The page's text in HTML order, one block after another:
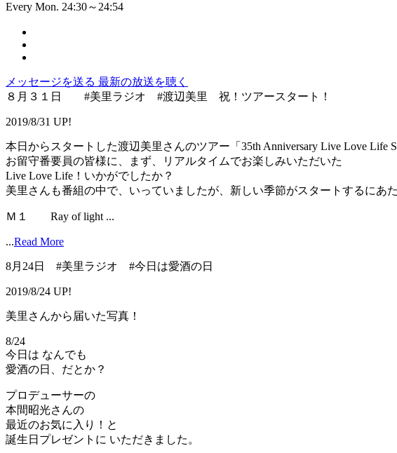
Every Mon. 24:30～24:54
メッセージを送る 最新の放送を聴く
８月３１日 #美里ラジオ #渡辺美里 祝！ツアースタート！
2019/8/31 UP!
本日からスタートした渡辺美里さんのツアー「35th Anniversary Live Love Life
お留守番要員の皆様に、まず、リアルタイムでお楽しみいただいた
Live Love Life！いかがでしたか？
美里さんも番組の中で、いっていましたが、新しい季節がスタートするにあ
Ｍ１ Ray of light ...
...Read More
8月24日 #美里ラジオ #今日は愛酒の日
2019/8/24 UP!
美里さんから届いた写真！
8/24
今日は なんでも
愛酒の日、だとか？
プロデューサーの
本間昭光さんの
最近のお気に入り！と
誕生日プレゼントに いただきました。